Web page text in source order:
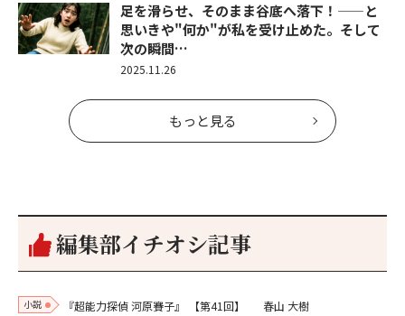
足を滑らせ、そのまま谷底へ落下！——と
思いきや"何か"が私を受け止めた。そして
次の瞬間…
2025.11.26
もっと見る
編集部イチオシ記事
小説 『超能力探偵 河原賽子』 【第41回】 春山 大樹